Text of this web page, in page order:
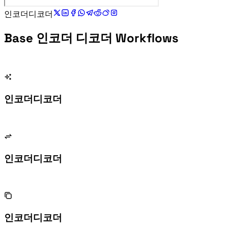
Base 인코더 디코더
Base 인코더 디코더 Workflows
Base 인코더 디코더 for keys
Base 인코더 디코더 for Base58
Base 인코더 디코더 for debugging